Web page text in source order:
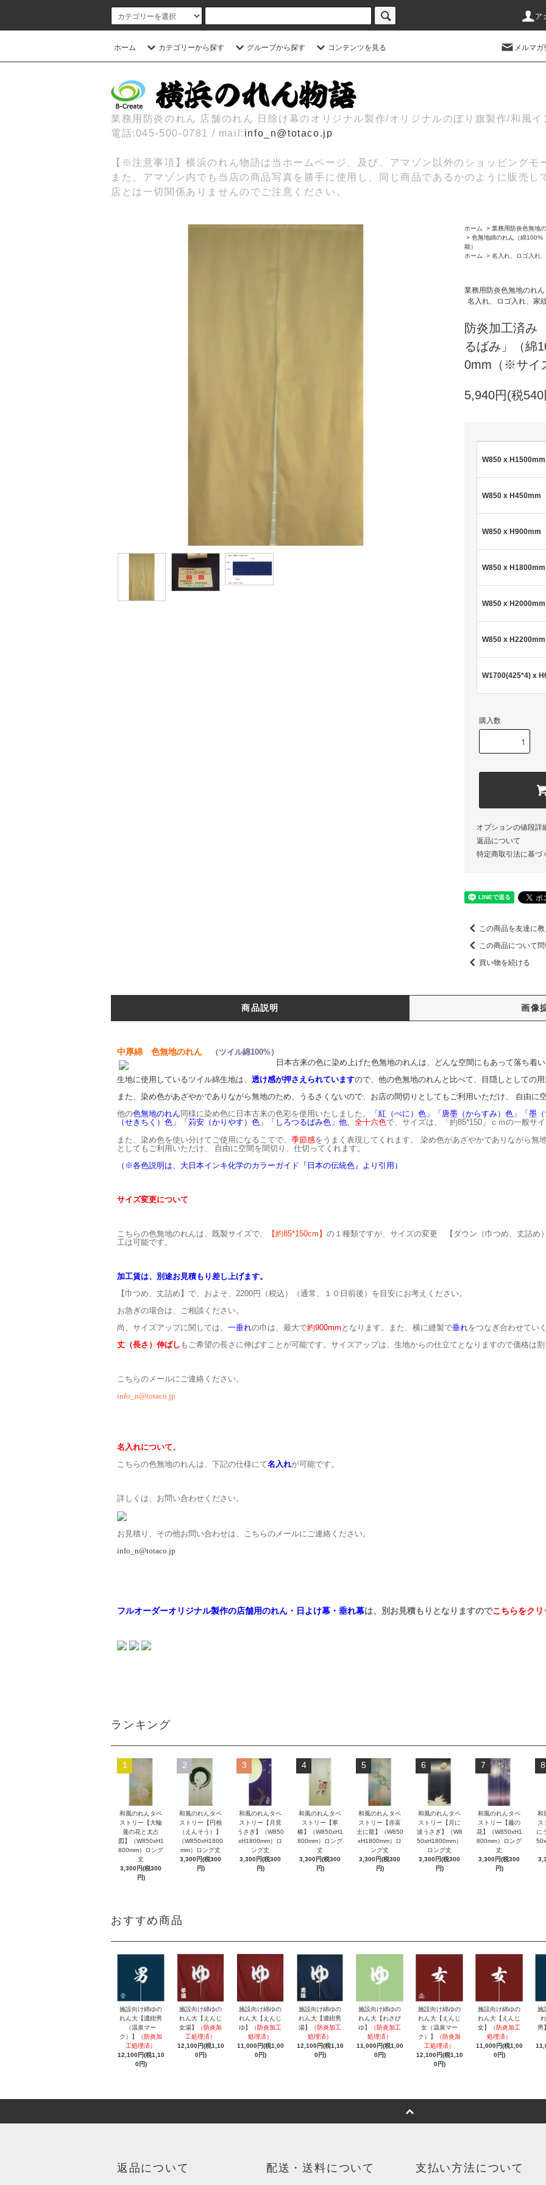
ア
ホーム カテゴリーから探す グループから探す コンテンツを見る メルマ
業務用防炎のれん 店舗のれん 日除け幕のオリジナル製作/オリジナルのぼり旗製作/和風
電話:045-500-0781 / mail: info_n@totaco.jp
【※注意事項】横浜のれん物語は当ホームページ、及び、アマゾン以外のショッピングモ
また、アマゾン内でも当店の商品写真を勝手に使用し、同じ商品であるかのように販売し
店とは一切関係ありませんのでご注意ください。
ホーム > 業務用防炎色無地
> 色無地綿のれん（綿
能）
ホーム
> 名入れ、ロゴ入れ
業務用防炎色無地のれ
名入れ、ロゴ入れ、家
防炎加工済み
るばみ」（綿
0mm（※サイ
5,940円(税
W850 x H1500mm
W850 x H450mm
W850 x H900mm
W850 x H1800mm
W850 x H2000mm
W850 x H2200mm
W1700(425*4) x
購入数
オプションの値段詳
返品について
特定商取引法に基づ
この商品を友達に
この商品について
買い物を続ける
商品説明 画像
中厚綿 色無地のれん
（ツイル綿100%）
日本古来の色に染め上げた色無地のれんは、どんな空間にもあって落ち着
生地に使用しているツイル綿生地は、 透け感が押さえられていますので、他の色無地のれんと比べて、目隠しとしての
また、染め色があざやかでありながら無地のため、うるさくないので、お店の間切りとしてもご利用いただけ、 自由に
他の色無地のれん 同様に染め色に日本古来の色彩を使用いたしました。
「紅（べに）色」「唐墨（からすみ）色」「墨
（せきちく）色」「 苅安（かりやす） 色」「しろつるばみ色」他、 全十六色で、サイズは、「約85*150」ｃｍの一般サ
また、染め色を使い分けてご使用になるこてで、 季節感をうまく表現してくれます。
染め色があざやかでありながら無
としてもご利用いただけ、 自由に空間を間切り、仕切ってくれます。
（※各色説明は、大日本インキ化学のカラーガイド『日本の伝統色』より引用）
サイズ変更について
こちらの色無地のれんは、既製サイズで、 【約85*150cm】 の１種類ですが、サイズの変更 【ダウン（巾つめ、丈詰め
工は可能です。
加工賃は、別途お見積もり差し上げます。
【巾つめ、丈詰め】で、およそ、2200円（税込）（通常、１０日前後）を目安にお考えください。
お急ぎの場合は、ご相談ください。
尚、サイズアップに関しては、 一垂れの巾は、最大で約900mm となります。また、 横に縫製で垂れをつなぎ合わせてい
丈（長さ）伸ばし もご希望の長さに伸ばすことが可能です。 サイズアップは、生地からの仕立てとなりますので価格は
こちらのメールにご連絡ください。
info_n@totaco.jp
名入れについて、
こちらの色無地のれんは、下記の仕様にて名入れが可能です。
詳しくは、お問い合わせください。
お見積り、その他お問い合わせは、こちらのメールにご連絡ください。
info_n@totaco.jp
フルオーダーオリジナル製作の店舗用のれん・日よけ幕・垂れ幕は、別お見積もりとなりますのでこちらをクリ
ランキング
1
和風のれんタペ
ストリー【大輪
蓮の花と太占
図】（W850xH1
800mm）ロング
丈
3,300円(税300
円)
2
和風のれんタペ
ストリー【円相
（えんそう）】
（W850xH1800
mm）ロング丈
3,300円(税300
円)
3
和風のれんタペ
ストリー【月見
うさぎ】（W850
xH1800mm）ロ
ング丈
3,300円(税300
円)
4
和風のれんタペ
ストリー【寒
椿】（W850xH1
800mm）ロング
丈
3,300円(税300
円)
5
和風のれんタペ
ストリー【赤富
士に龍】（W850
xH1800mm）ロ
ング丈
3,300円(税300
円)
6
和風のれんタペ
ストリー【月に
波うさぎ】（W8
50xH1800mm）
ロング丈
3,300円(税300
円)
7
和風のれんタペ
ストリー【藤の
花】（W850xH1
800mm）ロング
丈
3,300円(税300
円)
8
和
ス
に
おすすめ商品
施設向け綿ゆの
れん大【濃紺男
（温泉マー
ク）】
（防炎加
工処理済）
12,100円(税1,10
0円)
施設向け綿ゆの
れん大【えんじ
女湯】
（防炎加
工処理済）
12,100円(税1,10
0円)
施設向け綿ゆの
れん大【えんじ
ゆ】
（防炎加工
処理済）
11,000円(税1,00
0円)
施設向け綿ゆの
れん大【濃紺男
湯】
（防炎加工
処理済）
12,100円(税1,10
0円)
施設向け綿ゆの
れん大【わさび
ゆ】
（防炎加工
処理済）
11,000円(税1,00
0円)
施設向け綿ゆの
れん大【えんじ
女（温泉マー
ク）】
（防炎加
工処理済）
12,100円(税1,10
0円)
施設向け綿ゆの
れん大【えんじ
女】
（防炎加工
処理済）
11,000円(税1,00
0円)
施
男
返品について 配送・送料について 支払い方法について